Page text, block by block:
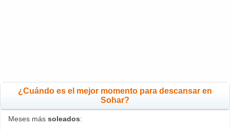
¿Cuándo es el mejor momento para descansar en
Sohar?
Meses más soleados: